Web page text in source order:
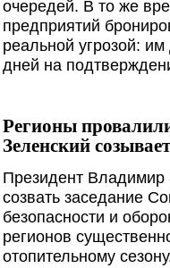
очередей. В то же
предприятий
реальной угрозой:
дней на
Регионы
Зеленский
Президент Владимир
созвать заседание
безопасности и
регионов
отопительному